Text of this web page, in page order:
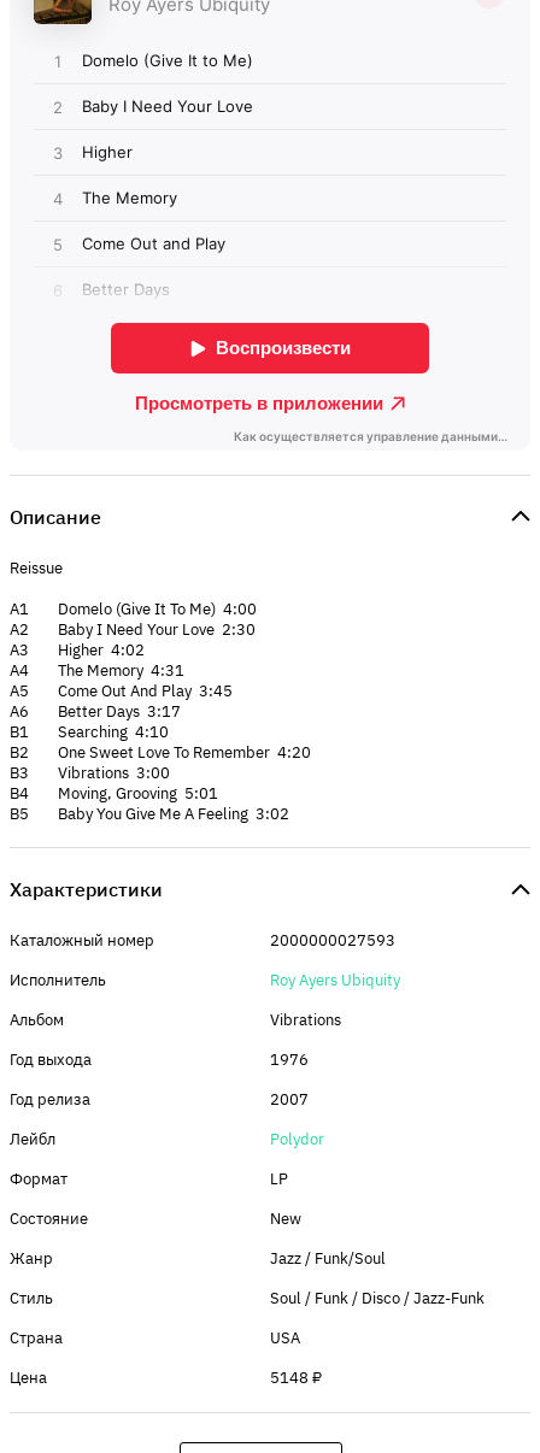
Описание
Reissue
A1 Domelo (Give It To Me) 4:00
A2 Baby I Need Your Love 2:30
A3 Higher 4:02
A4 The Memory 4:31
A5 Come Out And Play 3:45
A6 Better Days 3:17
B1 Searching 4:10
B2 One Sweet Love To Remember 4:20
B3 Vibrations 3:00
B4 Moving, Grooving 5:01
B5 Baby You Give Me A Feeling 3:02
Характеристики
Каталожный номер
2000000027593
Исполнитель
Roy Ayers Ubiquity
Альбом
Vibrations
Год выхода
1976
Год релиза
2007
Лейбл
Polydor
Формат
LP
Состояние
New
Жанр
Jazz / Funk/Soul
Стиль
Soul / Funk / Disco / Jazz-Funk
Страна
USA
Цена
5148 ₽